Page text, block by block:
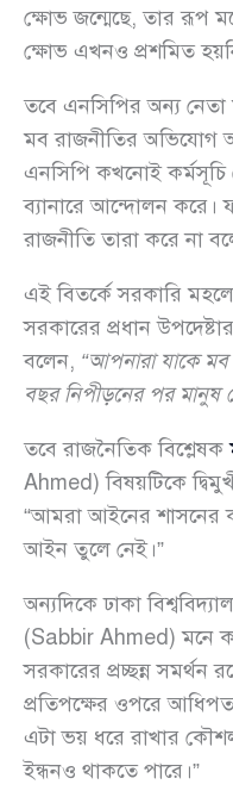
ক্ষোভ জন্মেছে, তার রূপ
ক্ষোভ এখনও প্রশমিত
তবে এনসিপির অন্য
মব রাজনীতির অভিযোগ
এনসিপি কখনোই
ব্যানারে আন্দোলন
রাজনীতি তারা করে না
এই বিতর্কে সরকারি
সরকারের প্রধান
বলেন, “আপনারা যাকে
বছর নিপীড়নের পর মানুষ
তবে রাজনৈতিক বিশ্লেষক
Ahmed) বিষয়টিকে
“আমরা আইনের শাসনের
আইন তুলে নেই।”
অন্যদিকে ঢাকা
(Sabbir Ahmed) মনে
সরকারের প্রচ্ছন্ন সমর্থন
প্রতিপক্ষের ওপরে
এটা ভয় ধরে রাখার
ইন্ধনও থাকতে পারে।”